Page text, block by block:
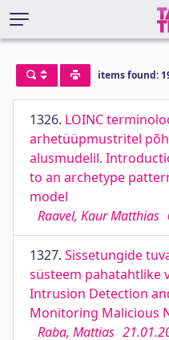
items found:
1326. LOINC
arhetüüpmustritel
alusmudelil.
to an archetype
model
Raavel, Kaur Matthias
1327. Sissetungide
süsteem pahatahtlike
Intrusion Detection
Monitoring Malicious
Raba, Mattias